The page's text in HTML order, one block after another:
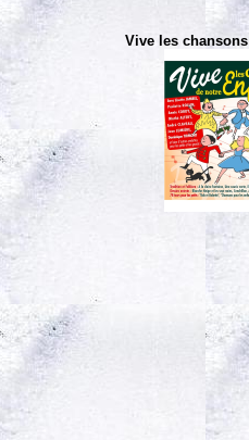
Vive les